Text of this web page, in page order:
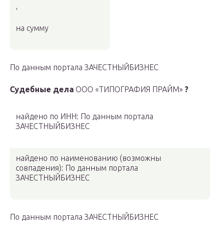
,
на сумму
По данным портала ЗАЧЕСТНЫЙБИЗНЕС
Судебные дела ООО «ТИПОГРАФИЯ ПРАЙМ» ?
найдено по ИНН: По данным портала
ЗАЧЕСТНЫЙБИЗНЕС
найдено по наименованию (возможны
совпадения): По данным портала
ЗАЧЕСТНЫЙБИЗНЕС
По данным портала ЗАЧЕСТНЫЙБИЗНЕС